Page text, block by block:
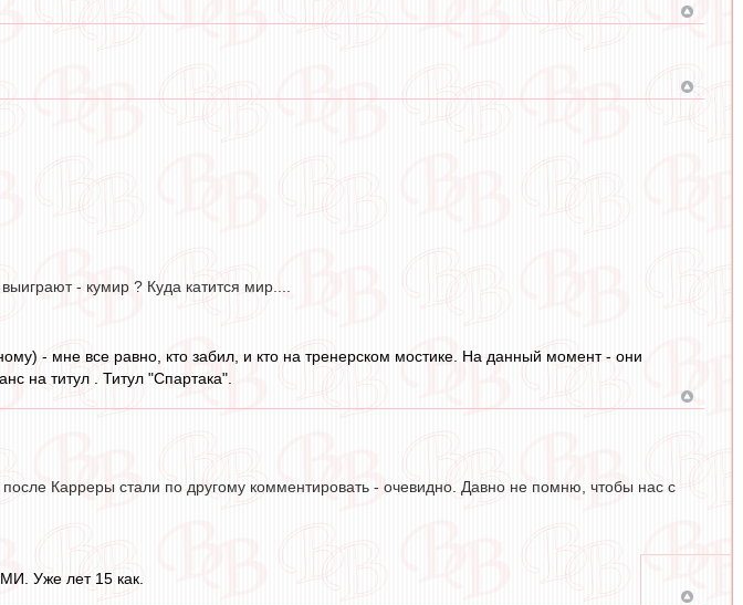
- кумир ? Куда катится мир....
- мне все равно, кто забил, и кто на тренерском мостике. На данный момент - они
на титул . Титул "Спартака".
Карреры стали по другому комментировать - очевидно. Давно не помню, чтобы нас с
Уже лет 15 как.